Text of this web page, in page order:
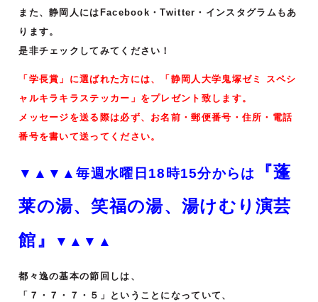
また、静岡人にはFacebook・Twitter・インスタグラムもあ
ります。
是非チェックしてみてください！
「学長賞」に選ばれた方には、「静岡人大学鬼塚ゼミ スペシ
ャルキラキラステッカー」をプレゼント致します。
メッセージを送る際は必ず、お名前・郵便番号・住所・電話
番号を書いて送ってください。
▼▲▼▲毎週水曜日18時15分からは
『蓬
莱の湯、笑福の湯、湯けむり演芸
館』
▼▲▼▲
都々逸の基本の節回しは、
「７・７・７・５」ということになっていて、